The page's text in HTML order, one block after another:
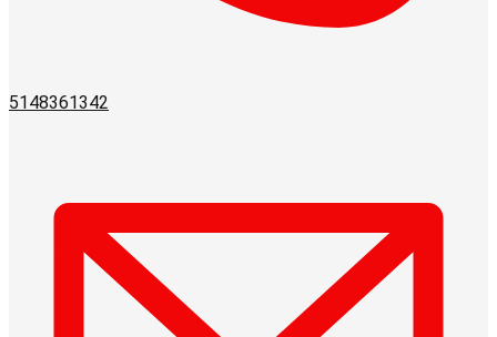
5148361342